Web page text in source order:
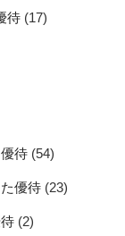
待 (17)
待 (54)
優待 (23)
(2)